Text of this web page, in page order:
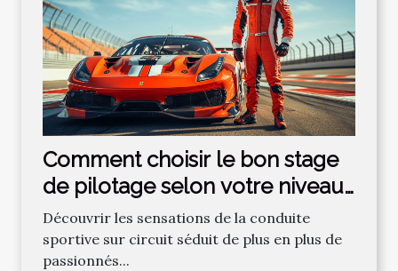
Comment choisir le bon stage
de pilotage selon votre niveau
?
Découvrir les sensations de la conduite
sportive sur circuit séduit de plus en plus de
passionnés...